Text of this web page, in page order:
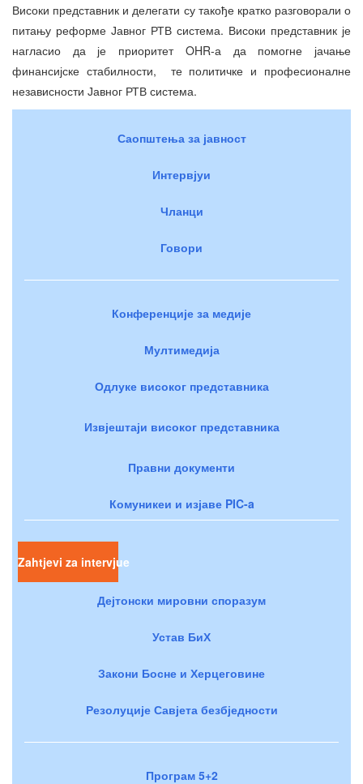
Високи представник и делегати су такође кратко разговорали о
питању реформе Јавног РТВ система. Високи представник је
нагласио да је приоритет OHR-а да помогне јачање
финансијске стабилности, те политичке и професионалне
независности Јавног РТВ система.
Саопштења за јавност
Интервјуи
Чланци
Говори
Конференције за медије
Мултимедија
Одлуке високог представника
Извјештаји високог представника
Правни документи
Комуникеи и изјаве PIC-a
Zahtjevi za intervjue
Дејтонски мировни споразум
Устав БиХ
Закони Босне и Херцеговине
Резолуције Савјета безбједности
Програм 5+2